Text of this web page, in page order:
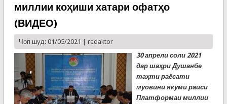
миллии коҳиши хатари офатҳо
(ВИДЕО)
Чоп шуд: 01/05/2021 | redaktor
30 апрели соли 2021
дар шаҳри Душанбе
таҳти раёсати
муовини якуми раиси
Платформаи миллии